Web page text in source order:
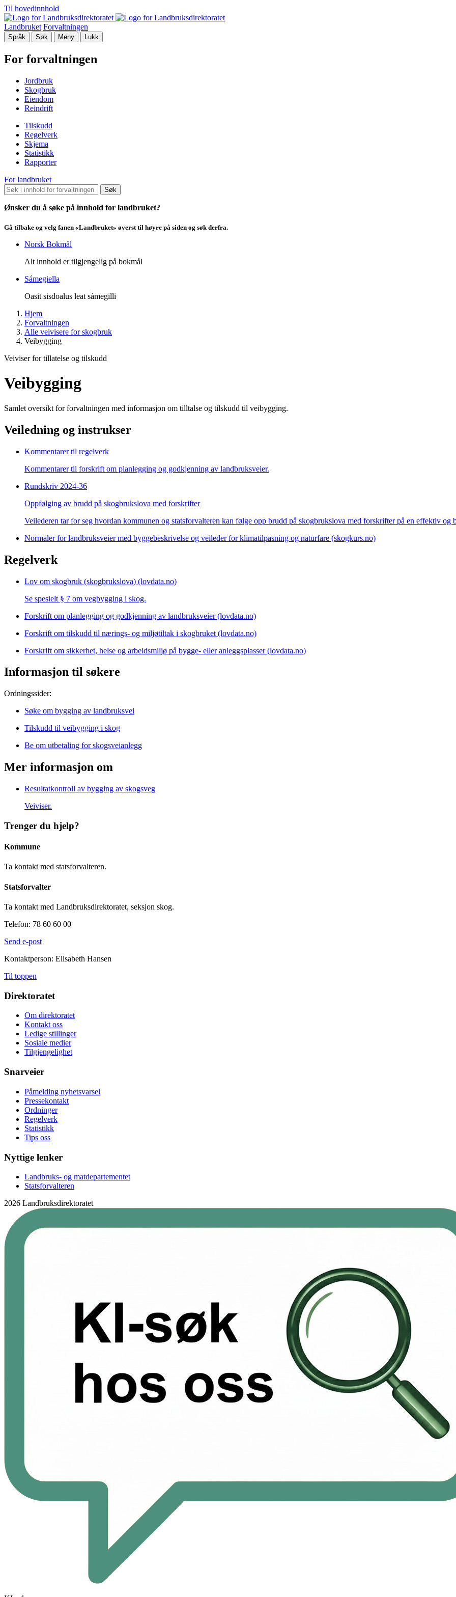
Til hovedinnhold
Landbruket Forvaltningen
Språk Søk Meny Lukk
For forvaltningen
Jordbruk
Skogbruk
Eiendom
Reindrift
Tilskudd
Regelverk
Skjema
Statistikk
Rapporter
For landbruket
Søk
Ønsker du å søke på innhold for landbruket?
Gå tilbake og velg fanen «Landbruket» øverst til høyre på siden og søk derfra.
Norsk Bokmål
Alt innhold er tilgjengelig på bokmål
Sámegiella
Oasit sisdoalus leat sámegilli
Hjem
Forvaltningen
Alle veivisere for skogbruk
Veibygging
Veiviser for tillatelse og tilskudd
Veibygging
Samlet oversikt for forvaltningen med informasjon om tilltalse og tilskudd til veibygging.
Veiledning og instrukser
Kommentarer til regelverk
Kommentarer til forskrift om planlegging og godkjenning av landbruksveier.
Rundskriv 2024-36
Oppfølging av brudd på skogbrukslova med forskrifter
Veilederen tar for seg hvordan kommunen og statsforvalteren kan følge opp brudd på skogbrukslova med forskrifter på en effektiv og
Normaler for landbruksveier med byggebeskrivelse og veileder for klimatilpasning og naturfare (skogkurs.no)
Regelverk
Lov om skogbruk (skogbrukslova) (lovdata.no)
Se spesielt § 7 om vegbygging i skog.
Forskrift om planlegging og godkjenning av landbruksveier (lovdata.no)
Forskrift om tilskudd til nærings- og miljøtiltak i skogbruket (lovdata.no)
Forskrift om sikkerhet, helse og arbeidsmiljø på bygge- eller anleggsplasser (lovdata.no)
Informasjon til søkere
Ordningssider:
Søke om bygging av landbruksvei
Tilskudd til veibygging i skog
Be om utbetaling for skogsveianlegg
Mer informasjon om
Resultatkontroll av bygging av skogsveg
Veiviser.
Trenger du hjelp?
Kommune
Ta kontakt med statsforvalteren.
Statsforvalter
Ta kontakt med Landbruksdirektoratet, seksjon skog.
Telefon: 78 60 60 00
Send e-post
Kontaktperson: Elisabeth Hansen
Til toppen
Direktoratet
Om direktoratet
Kontakt oss
Ledige stillinger
Sosiale medier
Tilgjengelighet
Snarveier
Påmelding nyhetsvarsel
Pressekontakt
Ordninger
Regelverk
Statistikk
Tips oss
Nyttige lenker
Landbruks- og matdepartementet
Statsforvalteren
2026 Landbruksdirektoratet